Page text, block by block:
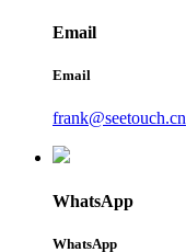
Email
Email
frank@seetouch.cn
WhatsApp
WhatsApp